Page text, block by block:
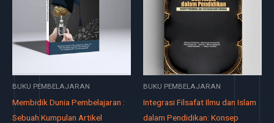
BUKU PEMBELAJARAN
Membidik Dunia Pembelajaran :
Sebuah Kumpulan Artikel
BUKU PEMBELAJARAN
Integrasi Filsafat Ilmu dan Islam
dalam Pendidikan: Konsep